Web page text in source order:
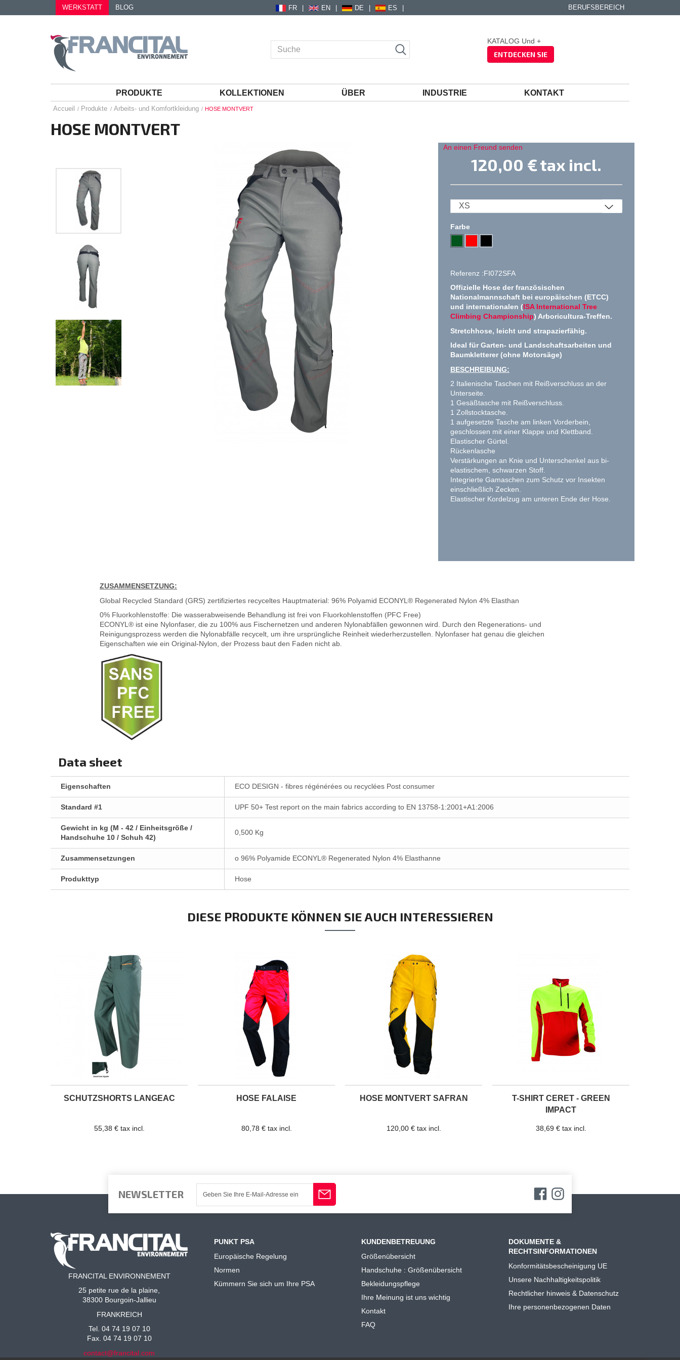
WERKSTATT BLOG FR EN DE ES BERUFSBEREICH
KATALOG Und +
ENTDECKEN SIE
PRODUKTE KOLLEKTIONEN ÜBER INDUSTRIE KONTAKT
Accueil Produkte Arbeits- und Komfortkleidung HOSE MONTVERT
HOSE MONTVERT
An einen Freund senden
120,00 €tax incl.
Farbe
Referenz :FI072SFA
Offizielle Hose der französischen
Nationalmannschaft bei europäischen (ETCC)
und internationalen (ISA International Tree
Climbing Championship) Arboricultura-Treffen.
Stretchhose, leicht und strapazierfähig.
Ideal für Garten- und Landschaftsarbeiten und
Baumkletterer (ohne Motorsäge)
BESCHREIBUNG:
2 Italienische Taschen mit Reißverschluss an der
Unterseite.
1 Gesäßtasche mit Reißverschluss.
1 Zollstocktasche.
1 aufgesetzte Tasche am linken Vorderbein,
geschlossen mit einer Klappe und Klettband.
Elastischer Gürtel.
Rückenlasche
Verstärkungen an Knie und Unterschenkel aus bi-
elastischem, schwarzen Stoff.
Integrierte Gamaschen zum Schutz vor Insekten
einschließlich Zecken.
Elastischer Kordelzug am unteren Ende der Hose.
ZUSAMMENSETZUNG:
Global Recycled Standard (GRS) zertifiziertes recyceltes Hauptmaterial: 96% Polyamid ECONYL® Regenerated Nylon 4% Elasthan
0% Fluorkohlenstoffe: Die wasserabweisende Behandlung ist frei von Fluorkohlenstoffen (PFC Free)
ECONYL® ist eine Nylonfaser, die zu 100% aus Fischernetzen und anderen Nylonabfällen gewonnen wird. Durch den Regenerations- und
Reinigungsprozess werden die Nylonabfälle recycelt, um ihre ursprüngliche Reinheit wiederherzustellen. Nylonfaser hat genau die gleichen
Eigenschaften wie ein Original-Nylon, der Prozess baut den Faden nicht ab.
Data sheet
Eigenschaften ECO DESIGN - fibres régénérées ou recyclées Post consumer
Standard #1 UPF 50+ Test report on the main fabrics according to EN 13758-1:2001+A1:2006
Gewicht in kg (M - 42 / Einheitsgröße /
Handschuhe 10 / Schuh 42)
0,500 Kg
Zusammensetzungen o 96% Polyamide ECONYL® Regenerated Nylon 4% Elasthanne
Produkttyp Hose
DIESE PRODUKTE KÖNNEN SIE AUCH INTERESSIEREN
SCHUTZSHORTS LANGEAC
55,38 € tax incl.
HOSE FALAISE
80,78 € tax incl.
HOSE MONTVERT SAFRAN
120,00 € tax incl.
T-SHIRT CERET - GREEN
IMPACT
38,69 € tax incl.
NEWSLETTER
FRANCITAL ENVIRONNEMENT
25 petite rue de la plaine,
38300 Bourgoin-Jallieu
FRANKREICH
Tel. 04 74 19 07 10
Fax. 04 74 19 07 10
contact@francital.com
PUNKT PSA
Europäische Regelung
Normen
Kümmern Sie sich um Ihre PSA
KUNDENBETREUUNG
Größenübersicht
Handschuhe : Größenübersicht
Bekleidungspflege
Ihre Meinung ist uns wichtig
Kontakt
FAQ
DOKUMENTE &
RECHTSINFORMATIONEN
Konformitätsbescheinigung UE
Unsere Nachhaltigkeitspolitik
Rechtlicher hinweis & Datenschutz
Ihre personenbezogenen Daten